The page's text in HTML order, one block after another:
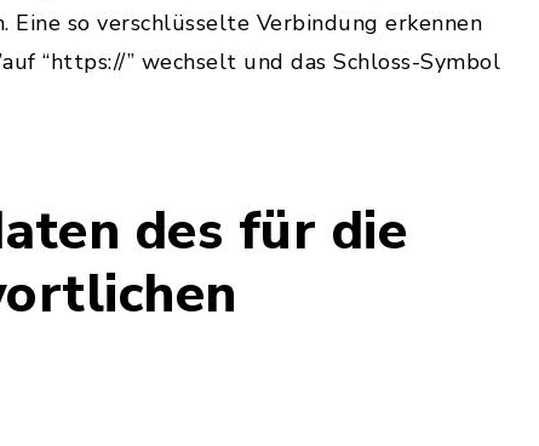
so verschlüsselte Verbindung erkennen
“https://” wechselt und das Schloss-Symbol
des für die